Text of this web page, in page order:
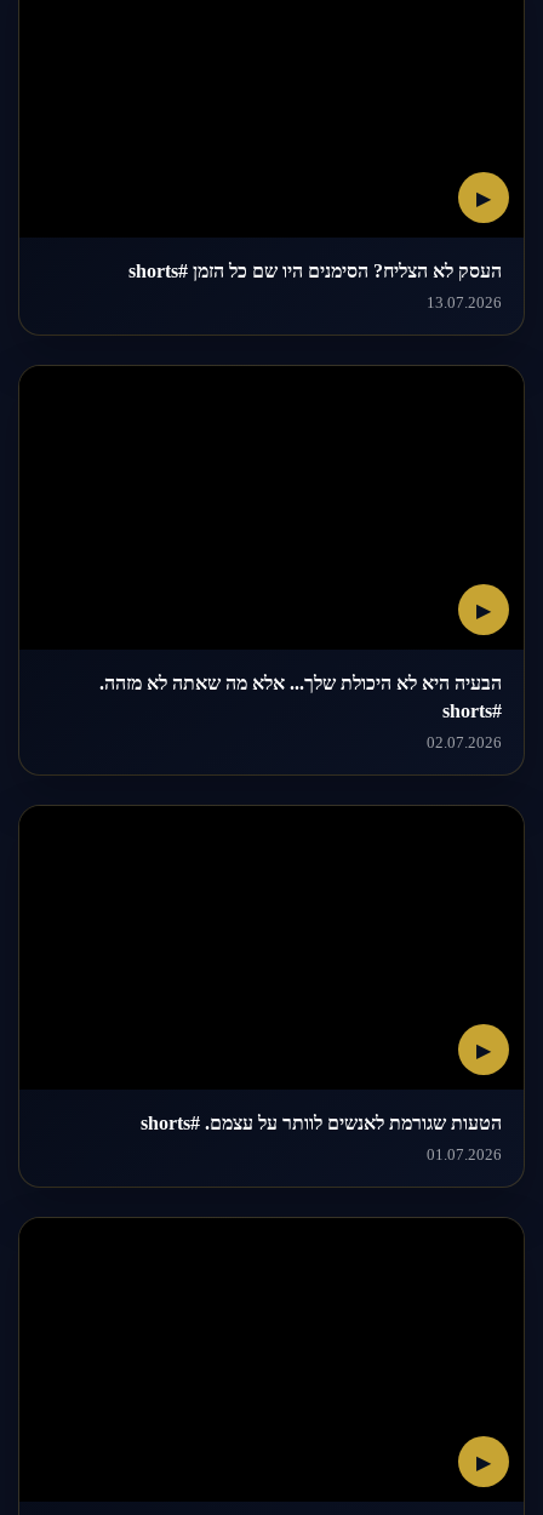
▶
העסק לא הצליח? הסימנים היו שם כל הזמן #shorts
13.07.2026
▶
הבעיה היא לא היכולת שלך... אלא מה שאתה לא מזהה.
#shorts
02.07.2026
▶
הטעות שגורמת לאנשים לוותר על עצמם. #shorts
01.07.2026
▶